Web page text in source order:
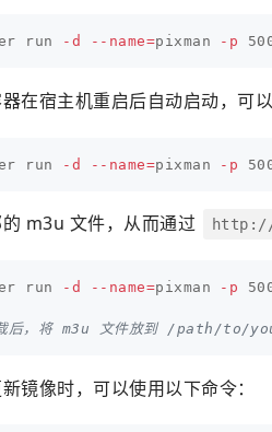
run -d --name=pixman -p
在宿主机重启后自动启动，可
run -d --name=pixman -p
m3u 文件，从而通过 http://
run -d --name=pixman -p
后，将 m3u 文件放到 /path/to/
镜像时，可以使用以下命令：